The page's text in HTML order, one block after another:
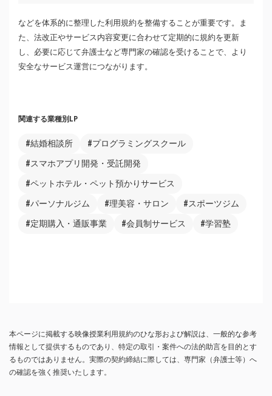
などを体系的に整理した利用規約を整備することが重要です。ま
た、法改正やサービス内容変更に合わせて定期的に規約を更新
し、必要に応じて弁護士など専門家の確認を受けることで、より
安全なサービス運営につながります。
関連する業種別LP
#結婚相談所 #プログラミングスクール
#スマホアプリ開発・受託開発
#ペットホテル・ペット預かりサービス
#パーソナルジム #理美容・サロン #スポーツジム
#定期購入・通販事業 #会員制サービス #学習塾
本ページに掲載する映像授業利用規約のひな形および解説は、一般的な参考
情報として提供するものであり、特定の取引・案件への法的助言を目的とす
るものではありません。実際の契約締結に際しては、専門家（弁護士等）へ
の確認を強く推奨いたします。